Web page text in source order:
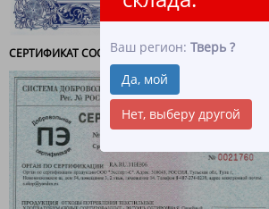
Ваш регион:Тверь ?
Да, мой
Нет, выберу другой
СЕРТИФИКАТ СООТВЕТСТВИЯ - ВЕТОШЬ